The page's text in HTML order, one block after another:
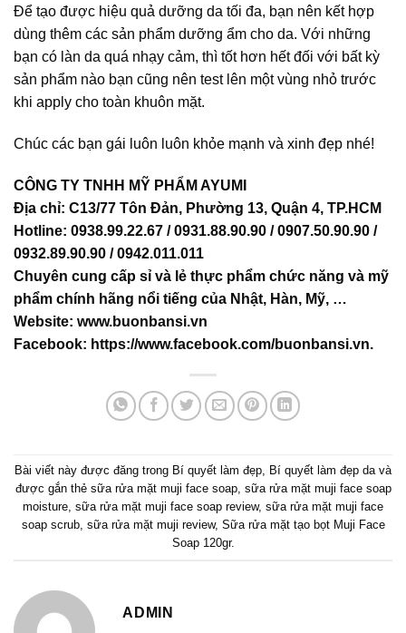
Để tạo được hiệu quả dưỡng da tối đa, bạn nên kết hợp
dùng thêm các sản phẩm dưỡng ẩm cho da. Với những
bạn có làn da quá nhạy cảm, thì tốt hơn hết đối với bất kỳ
sản phẩm nào bạn cũng nên test lên một vùng nhỏ trước
khi apply cho toàn khuôn mặt.
Chúc các bạn gái luôn luôn khỏe mạnh và xinh đẹp nhé!
CÔNG TY TNHH MỸ PHẨM AYUMI
Địa chỉ: C13/77 Tôn Đản, Phường 13, Quận 4, TP.HCM
Hotline: 0938.99.22.67 / 0931.88.90.90 / 0907.50.90.90 /
0932.89.90.90 / 0942.011.011
Chuyên cung cấp sỉ và lẻ thực phẩm chức năng và mỹ
phẩm chính hãng nổi tiếng của Nhật, Hàn, Mỹ, …
Website: www.buonbansi.vn
Facebook: https://www.facebook.com/buonbansi.vn.
Bài viết này được đăng trong Bí quyết làm đẹp Bí quyết làm đẹp da và
được gắn thẻ sữa rửa mặt muji face soap, sữa rửa mặt muji face soap
moisture sữa rửa mặt muji face soap review, sữa rửa mặt muji face
soap scrub, sữa rửa mặt muji review, Sữa rửa mặt tạo bọt Muji Face
Soap 120gr.
ADMIN